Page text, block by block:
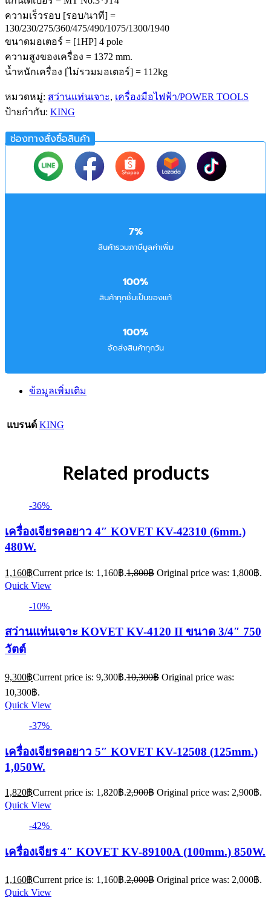
ความเร็วรอบ [รอบ/นาที] =
130/230/275/360/475/490/1075/1300/1940
ขนาดมอเตอร์ = [1HP] 4 pole
ความสูงของเครื่อง = 1372 mm.
น้ำหนักเครื่อง [ไม่รวมมอเตอร์] = 112kg
หมวดหมู่: สว่านแท่นเจาะ, เครื่องมือไฟฟ้า/POWER TOOLS
ป้ายกำกับ: KING
ช่องทางสั่งซื้อสินค้า
7%
สินค้ารวมภาษีมูลค่าเพิ่ม
100%
สินค้าทุกชิ้นเป็นของแท้
100%
จัดส่งสินค้าทุกวัน
ข้อมูลเพิ่มเติม
แบรนด์ KING
Related products
-36%
เครื่องเจียรคอยาว 4″ KOVET KV-42310 (6mm.)
480W.
1,160฿Current price is: 1,160฿.1,800฿ Original price was: 1,800฿.
Quick View
-10%
สว่านแท่นเจาะ KOVET KV-4120 II ขนาด 3/4″ 750
วัตต์
9,300฿Current price is: 9,300฿.10,300฿ Original price was:
10,300฿.
Quick View
-37%
เครื่องเจียรคอยาว 5″ KOVET KV-12508 (125mm.)
1,050W.
1,820฿Current price is: 1,820฿.2,900฿ Original price was: 2,900฿.
Quick View
-42%
เครื่องเจียร 4″ KOVET KV-89100A (100mm.) 850W.
1,160฿Current price is: 1,160฿.2,000฿ Original price was: 2,000฿.
Quick View